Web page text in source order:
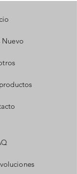
Nuevo